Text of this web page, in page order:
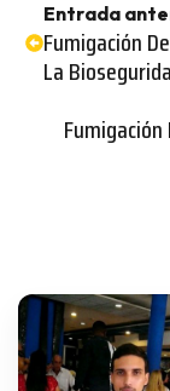
Entrada
Fumigación
La